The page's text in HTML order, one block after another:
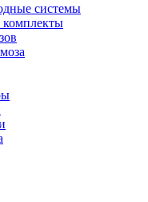
системы
комплекты